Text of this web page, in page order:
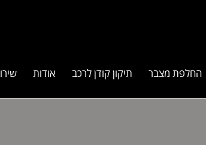
החלפת מצבר תיקון קודן לרכב אודות